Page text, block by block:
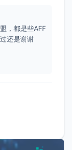
，都是些AFF
还是谢谢